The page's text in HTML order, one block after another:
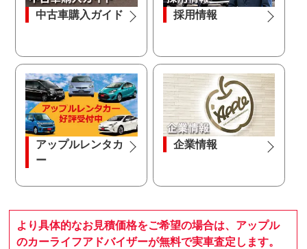
中古車購入ガイド 採用情報
アップルレンタカ
ー
企業情報
より具体的なお見積価格をご希望の場合は、アップル
のカーライフアドバイザーが無料で実車査定します。